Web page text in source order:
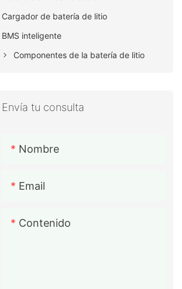
Cargador de batería de litio
BMS inteligente
Componentes de la batería de litio
Envía tu consulta
Nombre
Email
Contenido